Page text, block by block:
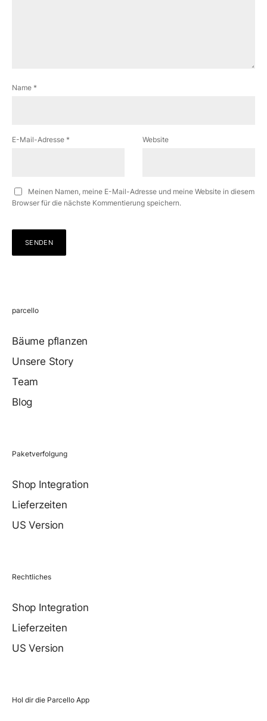
Name *
E-Mail-Adresse * Website
Meinen Namen, meine E-Mail-Adresse und meine Website in diesem
Browser für die nächste Kommentierung speichern.
parcello
Bäume pflanzen
Unsere Story
Team
Blog
Paketverfolgung
Shop Integration
Lieferzeiten
US Version
Rechtliches
Shop Integration
Lieferzeiten
US Version
Hol dir die Parcello App